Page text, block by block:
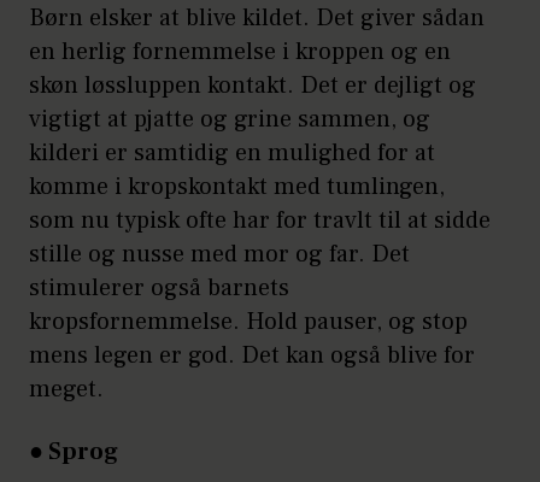
Børn elsker at blive kildet. Det giver sådan
en herlig fornemmelse i kroppen og en
skøn løssluppen kontakt. Det er dejligt og
vigtigt at pjatte og grine sammen, og
kilderi er samtidig en mulighed for at
komme i kropskontakt med tumlingen,
som nu typisk ofte har for travlt til at sidde
stille og nusse med mor og far. Det
stimulerer også barnets
kropsfornemmelse. Hold pauser, og stop
mens legen er god. Det kan også blive for
meget.
● Sprog